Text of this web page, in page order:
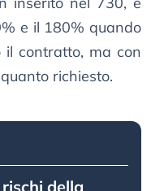
e il 180% quando
contratto, ma con
richiesto.
della